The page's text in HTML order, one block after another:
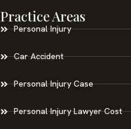
Practice Areas
Personal Injury
Car Accident
Personal Injury Case
Personal Injury Lawyer Cost